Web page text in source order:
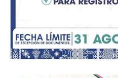
evidenció al abordar la
presupuesto municipal por
para el programa estatal